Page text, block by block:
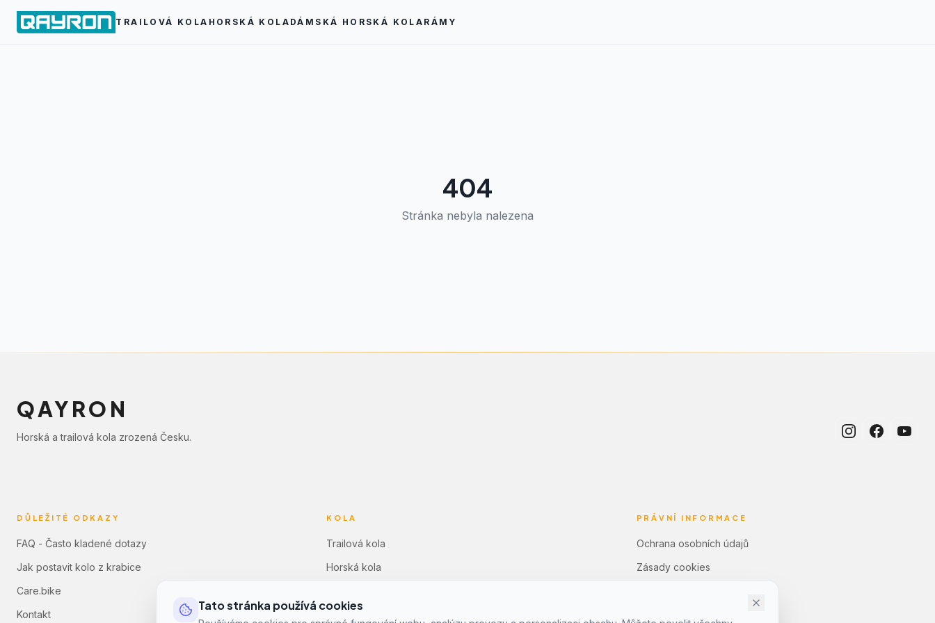
TRAILOVÁ KOLA HORSKÁ KOLA DÁMSKÁ HORSKÁ KOLA RÁMY
404
Stránka nebyla nalezena
QAYRON
Horská a trailová kola zrozená Česku.
DŮLEŽITÉ ODKAZY
FAQ - Často kladené dotazy
Jak postavit kolo z krabice
Care.bike
Kontakt
KOLA
Trailová kola
Horská kola
PRÁVNÍ INFORMACE
Ochrana osobních údajů
Zásady cookies
Tato stránka používá cookies